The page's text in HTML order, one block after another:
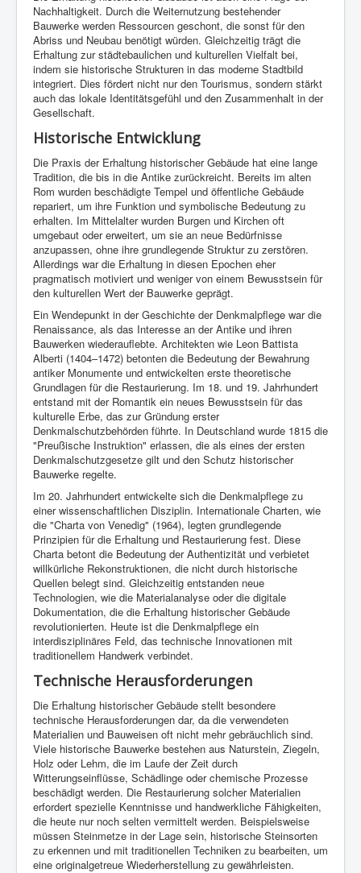
Nachhaltigkeit. Durch die Weiternutzung bestehender
Bauwerke werden Ressourcen geschont, die sonst für den
Abriss und Neubau benötigt würden. Gleichzeitig trägt die
Erhaltung zur städtebaulichen und kulturellen Vielfalt bei,
indem sie historische Strukturen in das moderne Stadtbild
integriert. Dies fördert nicht nur den Tourismus, sondern stärkt
auch das lokale Identitätsgefühl und den Zusammenhalt in der
Gesellschaft.
Historische Entwicklung
Die Praxis der Erhaltung historischer Gebäude hat eine lange
Tradition, die bis in die Antike zurückreicht. Bereits im alten
Rom wurden beschädigte Tempel und öffentliche Gebäude
repariert, um ihre Funktion und symbolische Bedeutung zu
erhalten. Im Mittelalter wurden Burgen und Kirchen oft
umgebaut oder erweitert, um sie an neue Bedürfnisse
anzupassen, ohne ihre grundlegende Struktur zu zerstören.
Allerdings war die Erhaltung in diesen Epochen eher
pragmatisch motiviert und weniger von einem Bewusstsein für
den kulturellen Wert der Bauwerke geprägt.
Ein Wendepunkt in der Geschichte der Denkmalpflege war die
Renaissance, als das Interesse an der Antike und ihren
Bauwerken wiederauflebte. Architekten wie Leon Battista
Alberti (1404–1472) betonten die Bedeutung der Bewahrung
antiker Monumente und entwickelten erste theoretische
Grundlagen für die Restaurierung. Im 18. und 19. Jahrhundert
entstand mit der Romantik ein neues Bewusstsein für das
kulturelle Erbe, das zur Gründung erster
Denkmalschutzbehörden führte. In Deutschland wurde 1815 die
"Preußische Instruktion" erlassen, die als eines der ersten
Denkmalschutzgesetze gilt und den Schutz historischer
Bauwerke regelte.
Im 20. Jahrhundert entwickelte sich die Denkmalpflege zu
einer wissenschaftlichen Disziplin. Internationale Charten, wie
die "Charta von Venedig" (1964), legten grundlegende
Prinzipien für die Erhaltung und Restaurierung fest. Diese
Charta betont die Bedeutung der Authentizität und verbietet
willkürliche Rekonstruktionen, die nicht durch historische
Quellen belegt sind. Gleichzeitig entstanden neue
Technologien, wie die Materialanalyse oder die digitale
Dokumentation, die die Erhaltung historischer Gebäude
revolutionierten. Heute ist die Denkmalpflege ein
interdisziplinäres Feld, das technische Innovationen mit
traditionellem Handwerk verbindet.
Technische Herausforderungen
Die Erhaltung historischer Gebäude stellt besondere
technische Herausforderungen dar, da die verwendeten
Materialien und Bauweisen oft nicht mehr gebräuchlich sind.
Viele historische Bauwerke bestehen aus Naturstein, Ziegeln,
Holz oder Lehm, die im Laufe der Zeit durch
Witterungseinflüsse, Schädlinge oder chemische Prozesse
beschädigt werden. Die Restaurierung solcher Materialien
erfordert spezielle Kenntnisse und handwerkliche Fähigkeiten,
die heute nur noch selten vermittelt werden. Beispielsweise
müssen Steinmetze in der Lage sein, historische Steinsorten
zu erkennen und mit traditionellen Techniken zu bearbeiten, um
eine originalgetreue Wiederherstellung zu gewährleisten.